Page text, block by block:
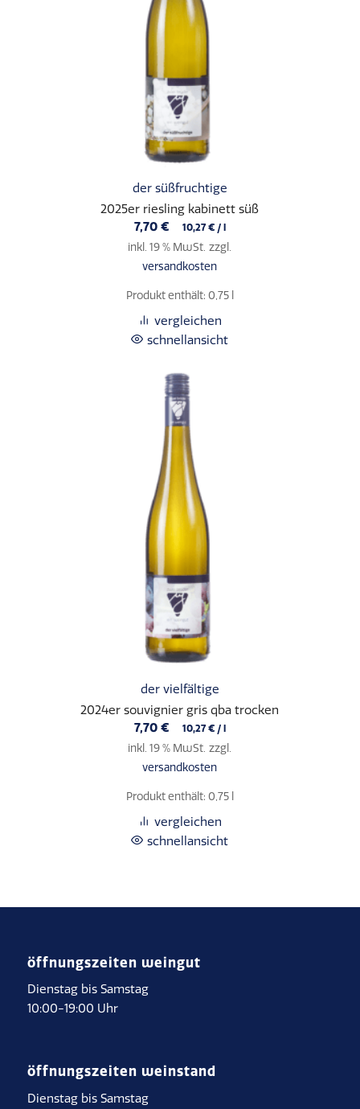
der süßfruchtige
2025er riesling kabinett süß
7,70 € 10,27 €/
inkl. 19 % MwSt. zzgl.
versandkosten
Produkt enthält: 0,75
vergleichen
schnellansicht
der vielfältige
2024er souvignier gris qba trocken
7,70 € 10,27 €/
inkl. 19 % MwSt. zzgl.
versandkosten
Produkt enthält: 0,75
vergleichen
schnellansicht
öffnungszeiten weingut
Dienstag bis Samstag
10:00-19:00 Uhr
öffnungszeiten weinstand
Dienstag bis Samstag